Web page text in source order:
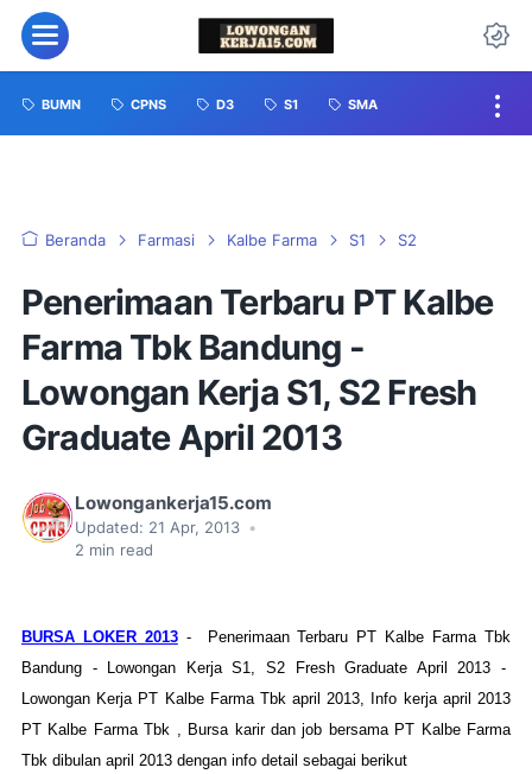
BUMN CPNS D3 S1 SMA
Beranda Farmasi Kalbe Farma S1 S2
Penerimaan Terbaru PT Kalbe
Farma Tbk Bandung -
Lowongan Kerja S1, S2 Fresh
Graduate April 2013
Lowongankerja15.com
Updated: 21 Apr, 2013 •
2 min read
BURSA LOKER 2013- Penerimaan Terbaru PT Kalbe Farma Tbk
Bandung - Lowongan Kerja S1, S2 Fresh Graduate April 2013 -
Lowongan Kerja PT Kalbe Farma Tbk april 2013, Info kerja april 2013
PT Kalbe Farma Tbk , Bursa karir dan job bersama PT Kalbe Farma
Tbk dibulan april 2013 dengan info detail sebagai berikut